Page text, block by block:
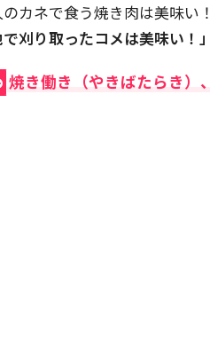
カネで食う焼き肉は美味
で刈り取ったコメは美味い！」
焼き働き（やきばたらき